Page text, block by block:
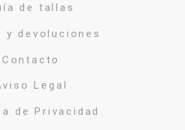
de tallas
y devoluciones
Contacto
Legal
de Privacidad